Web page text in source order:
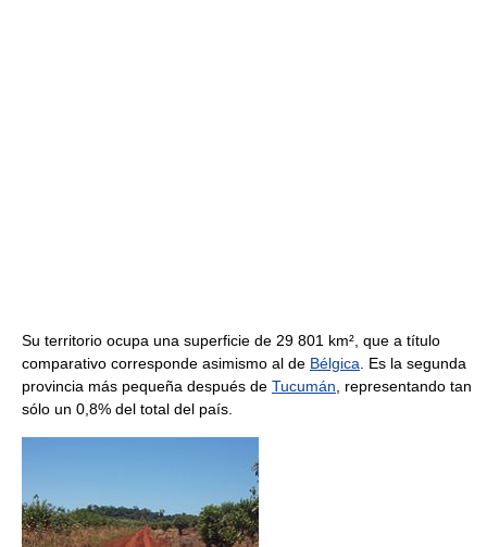
Su territorio ocupa una superficie de 29 801 km², que a título
comparativo corresponde asimismo al de Bélgica . Es la segunda
provincia más pequeña después de Tucumán , representando tan
sólo un 0,8% del total del país.